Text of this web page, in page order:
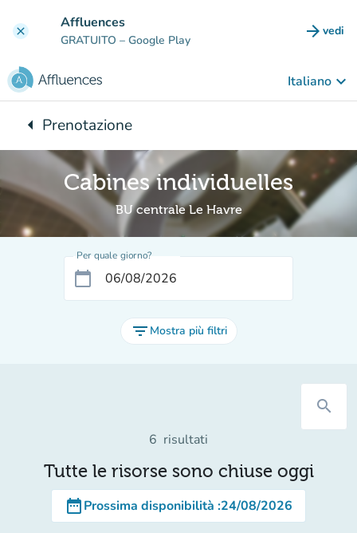
clear Affluences
GRATUITO – Google Play arrow_forward vedi
Italiano keyboard_arrow_down
arrow_leftTorna a:
Prenotazione
Cabines individuelles
BU centrale Le Havre
Per quale giorno?
calendar_today
filter_list Mostra più filtri
search
6 risultati
Tutte le risorse sono chiuse oggi
date_rangeProssima disponibilità :24/08/2026